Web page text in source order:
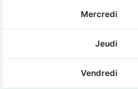
Mercredi
Jeudi
Vendredi